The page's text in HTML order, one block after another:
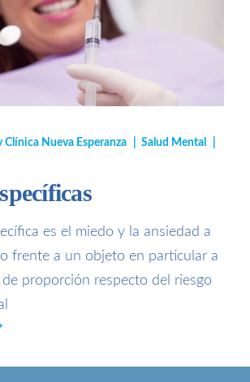
Clínica Nueva Esperanza
Salud Mental
es el miedo y la ansiedad a
frente a un objeto en particular a
proporción respecto del riesgo